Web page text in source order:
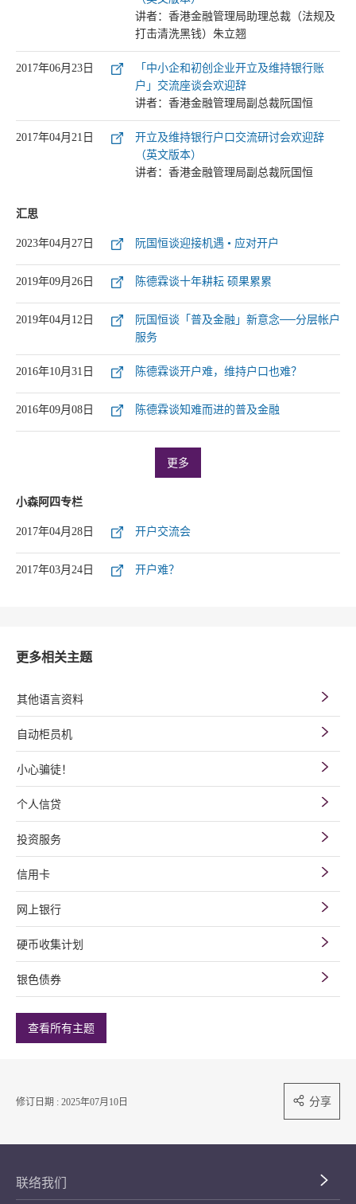
讲者：香港金融管理局助理总裁（法规及
打击清洗黑钱）朱立翘
2017年06月23日
「中小企和初创企业开立及维持银行账
户」交流座谈会欢迎辞
讲者：香港金融管理局副总裁阮国恒
2017年04月21日
开立及维持银行户口交流研讨会欢迎辞
（英文版本）
讲者：香港金融管理局副总裁阮国恒
汇思
2023年04月27日 阮国恒谈迎接机遇 • 应对开户
2019年09月26日 陈德霖谈十年耕耘 硕果累累
2019年04月12日
阮国恒谈「普及金融」新意念──分层帐户
服务
2016年10月31日 陈德霖谈开户难，维持户口也难？
2016年09月08日 陈德霖谈知难而进的普及金融
更多
小森阿四专栏
2017年04月28日 开户交流会
2017年03月24日 开户难？
更多相关主题
其他语言资料
自动柜员机
小心骗徒！
个人信贷
投资服务
信用卡
网上银行
硬币收集计划
银色债券
查看所有主题
修订日期 : 2025年07月10日 分享
联络我们